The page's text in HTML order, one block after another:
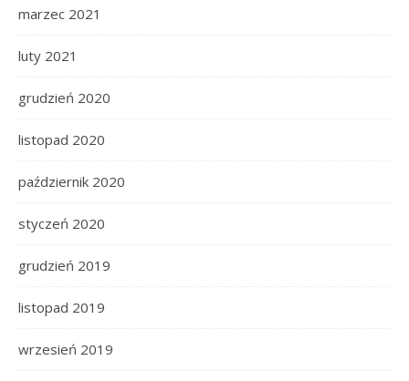
marzec 2021
luty 2021
grudzień 2020
listopad 2020
październik 2020
styczeń 2020
grudzień 2019
listopad 2019
wrzesień 2019